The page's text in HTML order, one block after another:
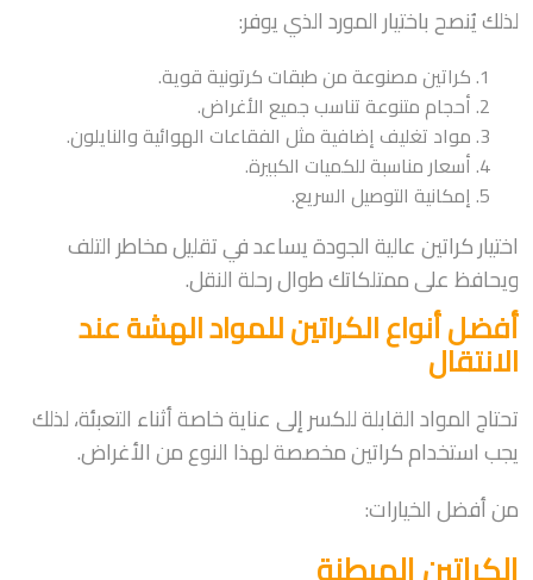
لذلك يُنصح باختيار المورد الذي يوفر:
كراتين مصنوعة من طبقات كرتونية قوية.
أحجام متنوعة تناسب جميع الأغراض.
مواد تغليف إضافية مثل الفقاعات الهوائية والنايلون.
أسعار مناسبة للكميات الكبيرة.
إمكانية التوصيل السريع.
اختيار كراتين عالية الجودة يساعد في تقليل مخاطر التلف
ويحافظ على ممتلكاتك طوال رحلة النقل.
أفضل أنواع الكراتين للمواد الهشة عند
الانتقال
تحتاج المواد القابلة للكسر إلى عناية خاصة أثناء التعبئة، لذلك
يجب استخدام كراتين مخصصة لهذا النوع من الأغراض.
من أفضل الخيارات: